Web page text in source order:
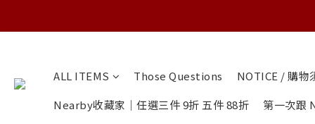
ALL ITEMS Those Questions
NOTICE / 購物
Nearby收藏家｜任選三件 9折 五件 88折
第一次跟